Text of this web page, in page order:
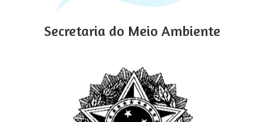
Secretaria do Meio Ambiente